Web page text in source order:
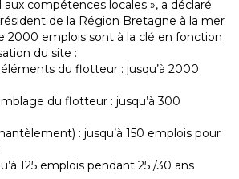
aux compétences locales », a déclaré
de la Région Bretagne à la mer
2000 emplois sont à la clé en fonction
du site :
du flotteur : jusqu’à 2000
du flotteur : jusqu’à 300
: jusqu’à 150 emplois pour
125 emplois pendant 25 /30 ans